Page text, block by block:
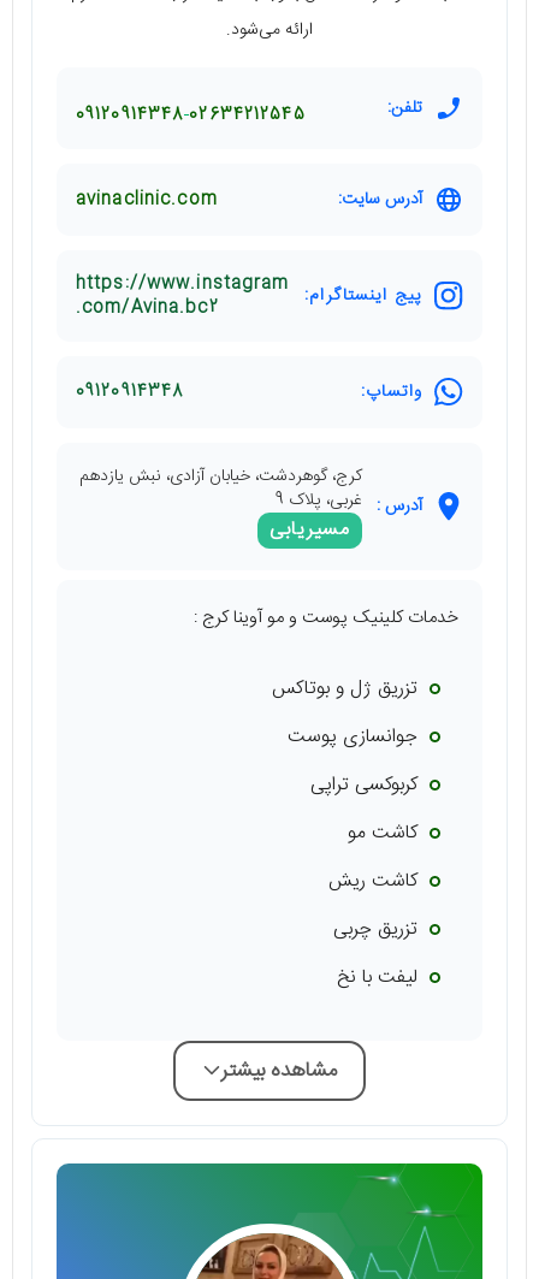
ارائه می‌شود.
تلفن: 02634212545
09120914348
آدرس سایت: avinaclinic.com
پیج اینستاگرام:
https://www.instagram
.com/Avina.bc2
واتساپ: 09120914348
آدرس :
کرج، گوهردشت، خيابان آزادی، نبش يازدهم
غربی، پلاک 9
مسیریابی
خدمات کلینیک پوست و مو آوینا کرج :
تزریق ژل و بوتاکس
جوانسازی پوست
کربوکسی تراپی
کاشت مو
کاشت ریش
تزریق چربی
لیفت با نخ
مشاهده بیشتر